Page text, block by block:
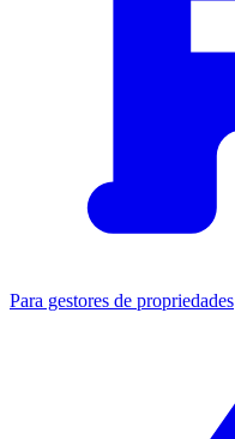
Para gestores de propriedades